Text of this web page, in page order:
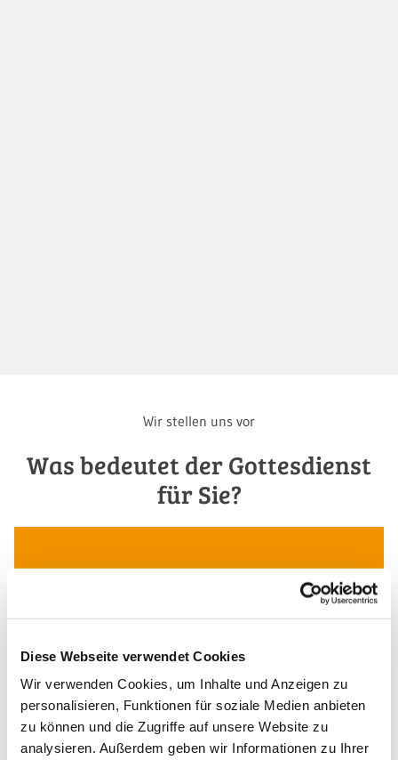
Diese Webseite verwendet Cookies
Wir verwenden Cookies, um Inhalte und Anzeigen zu
personalisieren, Funktionen für soziale Medien anbieten
zu können und die Zugriffe auf unsere Website zu
analysieren. Außerdem geben wir Informationen zu Ihrer
Wir stellen uns vor
Was bedeutet der Gottesdienst
für Sie?